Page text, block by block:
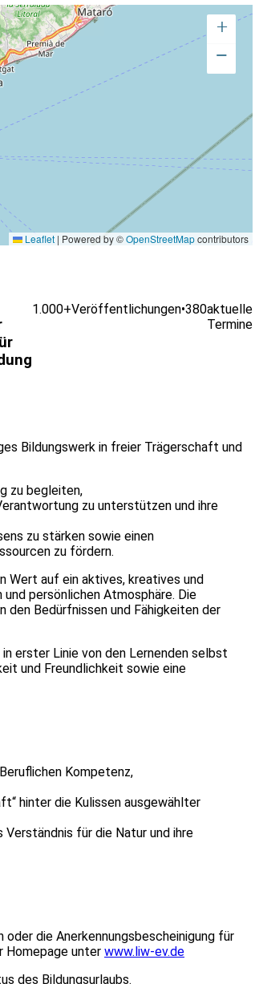
+
−
Leaflet | Powered by ©OpenStreetMapcontributors
1.000+Veröffentlichungen•380aktuelle
Termine
Bildungswerk in freier Trägerschaft und
zu begleiten,
zu unterstützen und ihre
zu stärken sowie einen
zu fördern.
Wert auf ein aktives, kreatives und
persönlichen Atmosphäre. Die
Bedürfnissen und Fähigkeiten der
erster Linie von den Lernenden selbst
und Freundlichkeit sowie eine
Kompetenz,
hinter die Kulissen ausgewählter
Verständnis für die Natur und ihre
die Anerkennungsbescheinigung für
Homepage unter www.liw-ev.de
des Bildungsurlaubs.